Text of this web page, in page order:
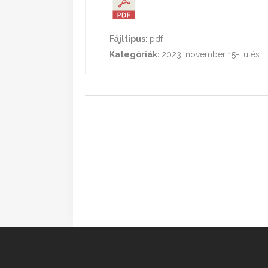
Fájltípus: pdf
Kategóriák: 2023. november 15-i ülés